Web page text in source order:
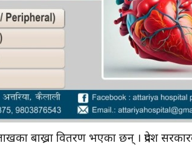
बाख्रा वितरण भएका छन् । प्रदेश